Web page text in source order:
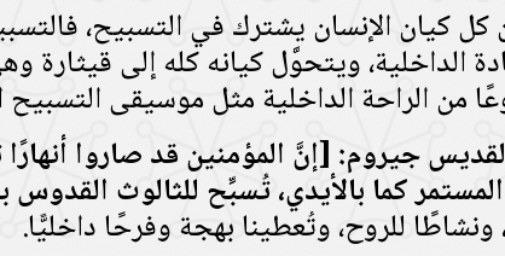
كل كيان الإنسان يشترك في التسبيح،
الداخلية، ويتحوَّل كيانه كله إلى قيثارة
من الراحة الداخلية مثل موسيقى التسبيح
جيروم: [إنَّ المؤمنين قد صاروا
كما بالأيدي، تُسبِّح للثالوث القدوس
للروح، وتُعطينا بهجة وفرحًا داخليًّا.